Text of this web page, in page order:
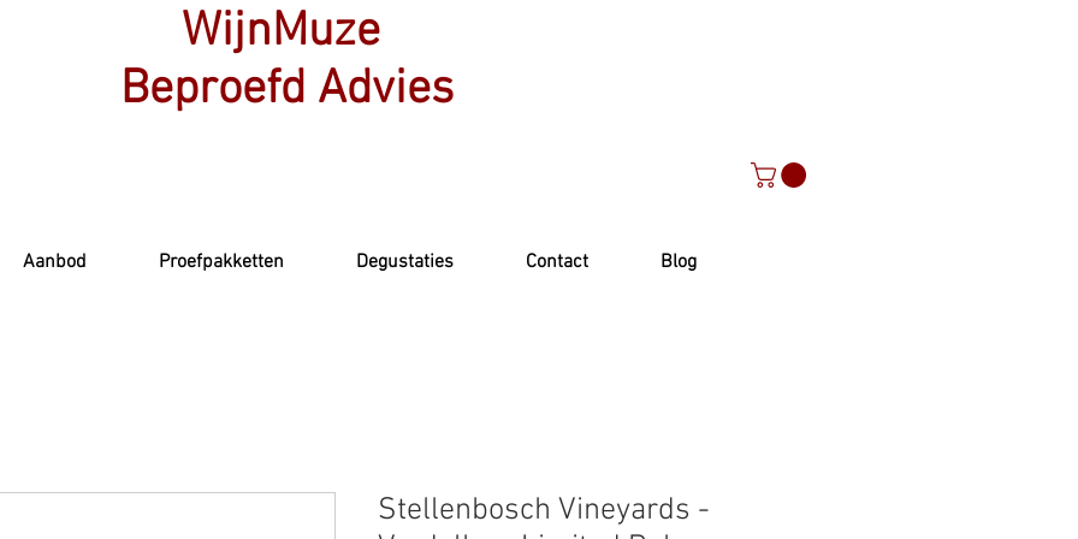
WijnMuze
Beproefd Advies
Aanbod Proefpakketten Degustaties Contact Blog
Stellenbosch Vineyards -